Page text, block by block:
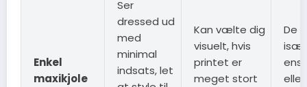
Enkel
maxikjole
Ser
dressed ud
med
minimal
indsats, let
Kan vælte dig
visuelt, hvis
printet er
meget stort
De
især
eller